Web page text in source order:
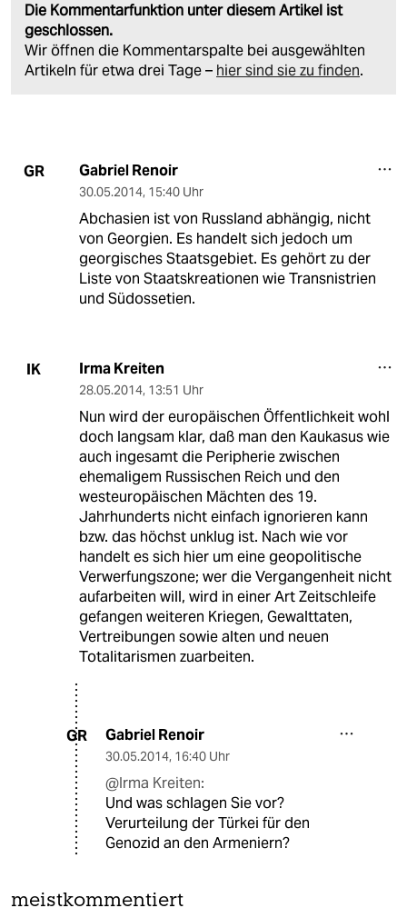
Die Kommentarfunktion unter diesem Artikel ist
geschlossen.
Wir öffnen die Kommentarspalte bei ausgewählten
Artikeln für etwa drei Tage – hier sind sie zu finden.
GR Gabriel Renoir
30.05.2014, 15:40 Uhr
Abchasien ist von Russland abhängig, nicht
von Georgien. Es handelt sich jedoch um
georgisches Staatsgebiet. Es gehört zu der
Liste von Staatskreationen wie Transnistrien
und Südossetien.
IK Irma Kreiten
28.05.2014, 13:51 Uhr
Nun wird der europäischen Öffentlichkeit wohl
doch langsam klar, daß man den Kaukasus wie
auch ingesamt die Peripherie zwischen
ehemaligem Russischen Reich und den
westeuropäischen Mächten des 19.
Jahrhunderts nicht einfach ignorieren kann
bzw. das höchst unklug ist. Nach wie vor
handelt es sich hier um eine geopolitische
Verwerfungszone; wer die Vergangenheit nicht
aufarbeiten will, wird in einer Art Zeitschleife
gefangen weiteren Kriegen, Gewalttaten,
Vertreibungen sowie alten und neuen
Totalitarismen zuarbeiten.
GR Gabriel Renoir
30.05.2014, 16:40 Uhr
@Irma Kreiten:
Und was schlagen Sie vor?
Verurteilung der Türkei für den
Genozid an den Armeniern?
meistkommentiert